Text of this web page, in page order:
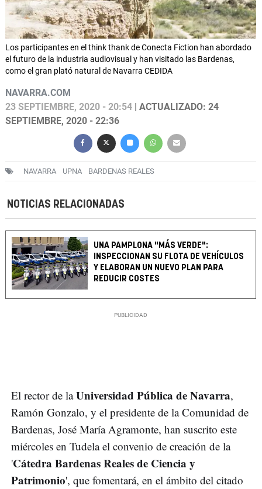
Los participantes en el think thank de Conecta Fiction han abordado
el futuro de la industria audiovisual y han visitado las Bardenas,
como el gran plató natural de Navarra CEDIDA
NAVARRA.COM
23 SEPTIEMBRE, 2020 - 20:54 | ACTUALIZADO: 24
SEPTIEMBRE, 2020 - 22:36
NAVARRA UPNA BARDENAS REALES
NOTICIAS RELACIONADAS
UNA PAMPLONA "MÁS VERDE":
INSPECCIONAN SU FLOTA DE VEHÍCULOS
Y ELABORAN UN NUEVO PLAN PARA
REDUCIR COSTES
El rector de laUniversidad Pública de Navarra,
Ramón Gonzalo, y el presidente de la Comunidad de
Bardenas, José María Agramonte, han suscrito este
miércoles en Tudela el convenio de creación de la
'Cátedra Bardenas Reales de Ciencia y
Patrimonio', que fomentará, en el ámbito del citado